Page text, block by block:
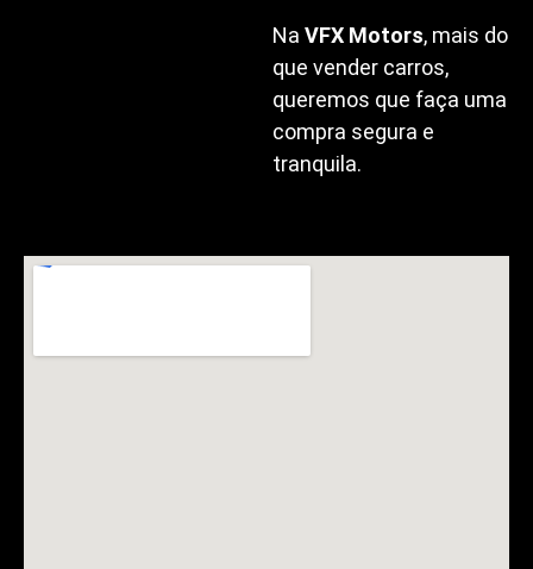
NaVFX Motors, mais do
que vender carros,
queremos que faça uma
compra segura e
tranquila.